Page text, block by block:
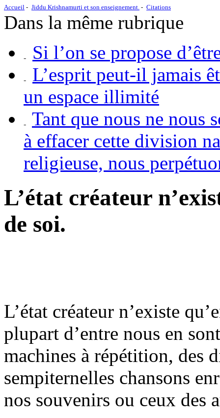
Accueil Jiddu Krishnamurti et son enseignement. Citations
Dans la même rubrique
Si l’on se propose
L’esprit peut-il jamais
un espace illimité
Tant que nous ne nous
à effacer cette division
religieuse, nous
L’état créateur
de soi.
L’état créateur n’existe
plupart d’entre nous en
machines à répétition, des
sempiternelles chansons
nos souvenirs ou ceux des